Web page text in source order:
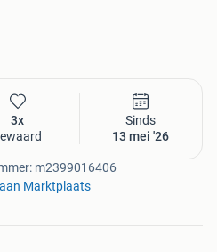
3x
Sinds
13 mei '26
m2399016406
Marktplaats